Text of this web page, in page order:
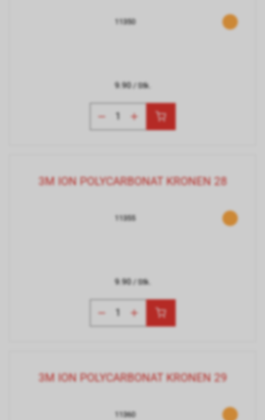
11350
9.90/ Stk.
3M ION POLYCARBONAT KRONEN 28
11355
9.90/ Stk.
3M ION POLYCARBONAT KRONEN 29
11360